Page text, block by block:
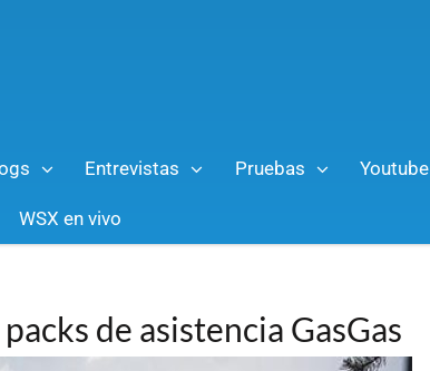
Entrevistas Pruebas Youtube
WSX en vivo
de asistencia GasGas